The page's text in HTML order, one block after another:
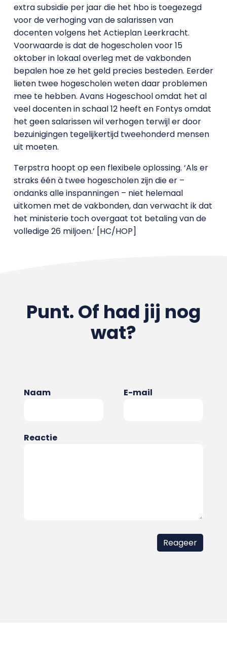
extra subsidie per jaar die het hbo is toegezegd
voor de verhoging van de salarissen van
docenten volgens het Actieplan Leerkracht.
Voorwaarde is dat de hogescholen voor 15
oktober in lokaal overleg met de vakbonden
bepalen hoe ze het geld precies besteden. Eerder
lieten twee hogescholen weten daar problemen
mee te hebben. Avans Hogeschool omdat het al
veel docenten in schaal 12 heeft en Fontys omdat
het geen salarissen wil verhogen terwijl er door
bezuinigingen tegelijkertijd tweehonderd mensen
uit moeten.
Terpstra hoopt op een flexibele oplossing. ‘Als er
straks één à twee hogescholen zijn die er –
ondanks alle inspanningen – niet helemaal
uitkomen met de vakbonden, dan verwacht ik dat
het ministerie toch overgaat tot betaling van de
volledige 26 miljoen.’ [HC/HOP]
Punt. Of had jij nog
wat?
Naam E-mail
Reactie